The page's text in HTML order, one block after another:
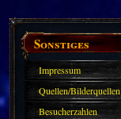
Sonstiges
Impressum
Quellen/Bilderquellen
Besucherzahlen